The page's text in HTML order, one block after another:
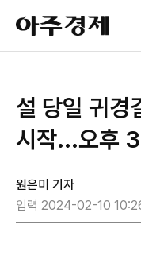
아
주
경
설 당일 귀경
시작...오후
원은미 기자
입력 2024-02-10